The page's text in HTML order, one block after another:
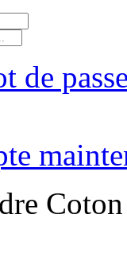
de